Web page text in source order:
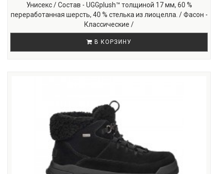
Унисекс / Состав - UGGplush™ толщиной 17 мм, 60 %
переработанная шерсть, 40 % стелька из лиоцелла. / Фасон -
Классические /
В КОРЗИНУ